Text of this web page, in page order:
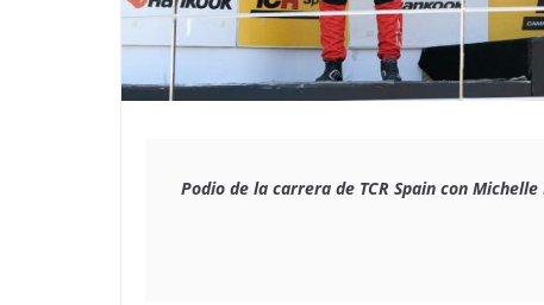
Podio de la carrera de TCR Spain con